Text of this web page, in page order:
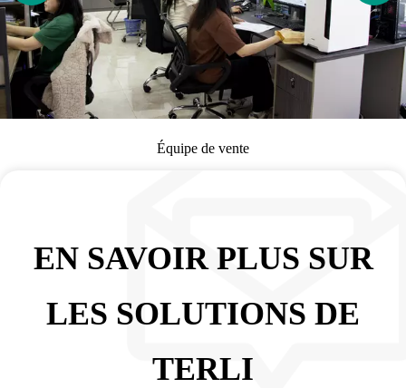
Équipe de vente
EN SAVOIR PLUS SUR
LES SOLUTIONS DE
TERLI